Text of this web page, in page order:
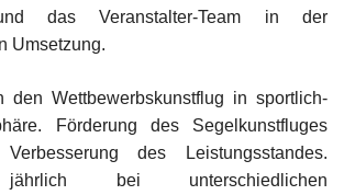
das Veranstalter-Team in der
Umsetzung.
den Wettbewerbskunstflug in sportlich-
Förderung des Segelkunstfluges
des Leistungsstandes.
jährlich bei unterschiedlichen